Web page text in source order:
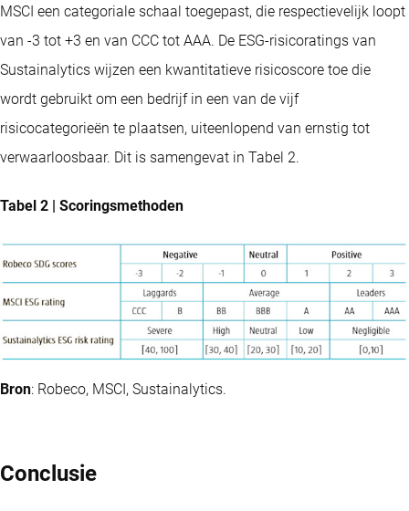
MSCI een categoriale schaal toegepast, die respectievelijk loopt
van -3 tot +3 en van CCC tot AAA. De ESG-risicoratings van
Sustainalytics wijzen een kwantitatieve risicoscore toe die
wordt gebruikt om een bedrijf in een van de vijf
risicocategorieën te plaatsen, uiteenlopend van ernstig tot
verwaarloosbaar. Dit is samengevat in Tabel 2.
Tabel 2 | Scoringsmethoden
Bron: Robeco, MSCI, Sustainalytics.
Conclusie